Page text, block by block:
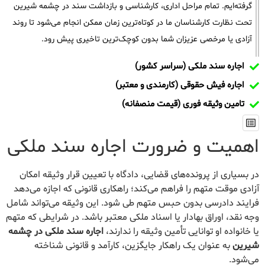
گرفته‌ایم. تمام مراحل اداری، کارشناسی و بازداشت سند در چشمه شیرین
تحت نظارت کارشناسان ما در کوتاه‌ترین زمان ممکن انجام می‌شود تا روند
آزادی یا مرخصی عزیزان شما بدون کوچک‌ترین تاخیری پیش رود.
اجاره سند ملکی (سراسر کشور)
اجاره فیش حقوقی (کارمندی و معتبر)
تامین وثیقه فوری (قیمت منصفانه)
اهمیت و ضرورت اجاره سند ملکی
در بسیاری از پرونده‌های قضایی، دادگاه با تعیین قرار وثیقه امکان
آزادی موقت متهم را فراهم می‌کند؛ راهکاری قانونی که اجازه می‌دهد
فرایند دادرسی بدون حبس متهم طی شود. این وثیقه می‌تواند شامل
وجه نقد، اوراق بهادار یا اسناد ملکی معتبر باشد. در شرایطی که متهم
یا خانواده او توانایی تأمین وثیقه را ندارند، اجاره سند ملکی در چشمه
شیرینبه عنوان یک راهکار جایگزین، کارآمد و قانونی شناخته
می‌شود.